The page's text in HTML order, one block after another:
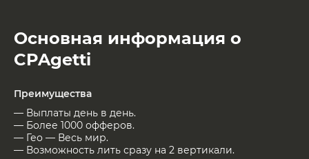
Основная информация о
CPAgetti
Преимущества
— Выплаты день в день.
— Более 1000 офферов.
— Гео — Весь мир.
— Возможность лить сразу на 2 вертикали.